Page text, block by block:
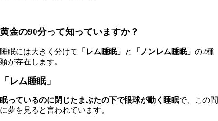
黄金の90分って知っていますか？
睡眠には大きく分けて 「レム睡眠」 と 「ノンレム睡眠」 の2種
類が存在します。
「レム睡眠」
眠っているのに閉じたまぶたの下で眼球が動く睡眠で、この間
に夢を見ると言われています。